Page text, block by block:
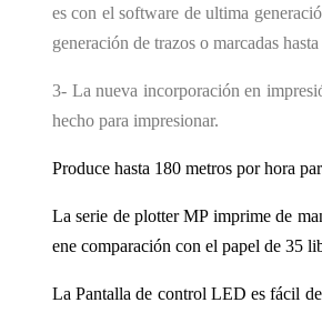
es con el software de ultima
generación de trazos o marcadas
3- La nueva incorporación en
hecho para impresionar.
Produce hasta 180 metros por hora
La serie de plotter MP imprime de
ene comparación con el papel de 35
La Pantalla de control LED es fácil